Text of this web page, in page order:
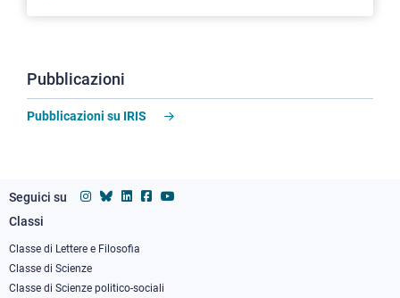
Pubblicazioni
Pubblicazioni su IRIS
Seguici su
Footer
column
1
Classi
Classe di Lettere e Filosofia
Classe di Scienze
Classe di Scienze politico-sociali